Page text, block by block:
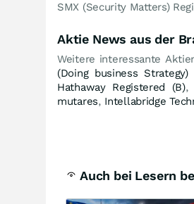
SMX (Security Matters)
Aktie News aus der
Weitere interessante
(Doing business Strategy)
Hathaway Registered (B),
mutares, Intellabridge
Auch bei Lesern